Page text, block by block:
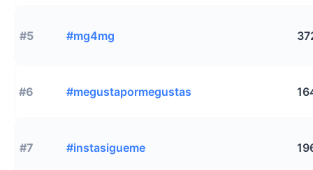
#5 #mg4mg
#6 #megustapormegustas
#7 #instasigueme